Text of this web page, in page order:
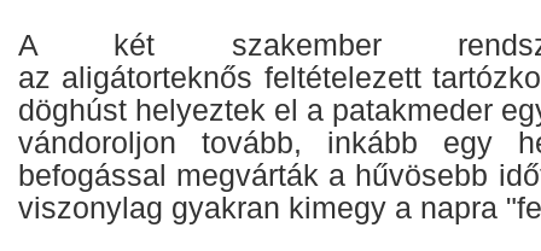
A két szakember
az aligátorteknős feltételezett
döghúst helyeztek el a patakmeder
vándoroljon tovább, inkább egy
befogással megvárták a hűvösebb
viszonylag gyakran kimegy a napra